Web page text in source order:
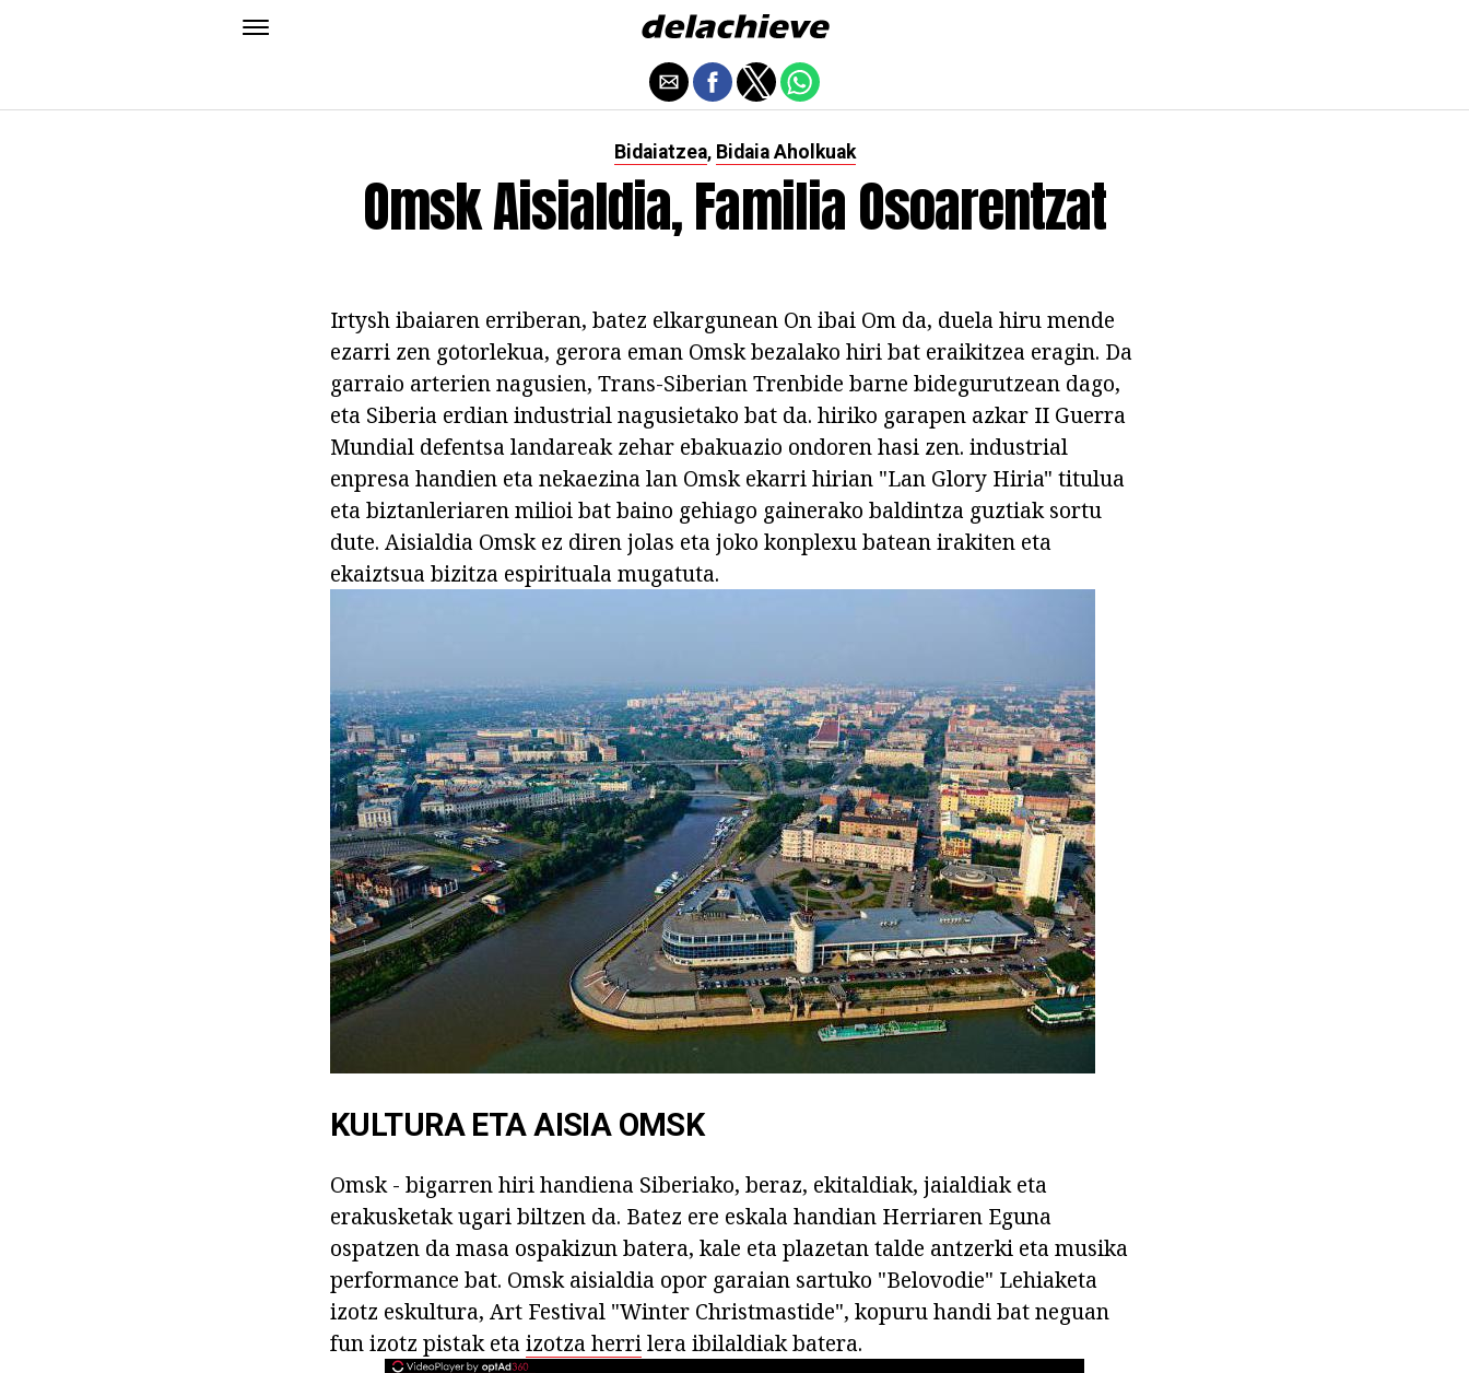
Bidaiatzea, Bidaia Aholkuak
Omsk Aisialdia, Familia Osoarentzat
Irtysh ibaiaren erriberan, batez elkargunean On ibai Om da, duela hiru mende
ezarri zen gotorlekua, gerora eman Omsk bezalako hiri bat eraikitzea eragin. Da
garraio arterien nagusien, Trans-Siberian Trenbide barne bidegurutzean dago,
eta Siberia erdian industrial nagusietako bat da. hiriko garapen azkar II Guerra
Mundial defentsa landareak zehar ebakuazio ondoren hasi zen. industrial
enpresa handien eta nekaezina lan Omsk ekarri hirian "Lan Glory Hiria" titulua
eta biztanleriaren milioi bat baino gehiago gainerako baldintza guztiak sortu
dute. Aisialdia Omsk ez diren jolas eta joko konplexu batean irakiten eta
ekaiztsua bizitza espirituala mugatuta.
KULTURA ETA AISIA OMSK
Omsk - bigarren hiri handiena Siberiako, beraz, ekitaldiak, jaialdiak eta
erakusketak ugari biltzen da. Batez ere eskala handian Herriaren Eguna
ospatzen da masa ospakizun batera, kale eta plazetan talde antzerki eta musika
performance bat. Omsk aisialdia opor garaian sartuko "Belovodie" Lehiaketa
izotz eskultura, Art Festival "Winter Christmastide", kopuru handi bat neguan
fun izotz pistak etaizotza herrilera ibilaldiak batera.